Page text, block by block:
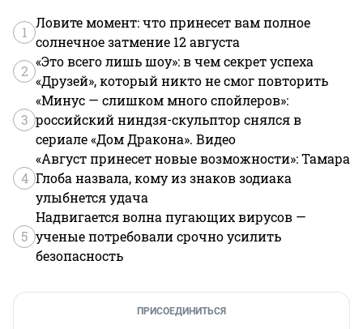
1
Ловите момент: что принесет вам полное
солнечное затмение 12 августа
2
«Это всего лишь шоу»: в чем секрет успеха
«Друзей», который никто не смог повторить
3
«Минус — слишком много спойлеров»:
российский ниндзя-скульптор снялся в
сериале «Дом Дракона». Видео
4
«Август принесет новые возможности»: Тамара
Глоба назвала, кому из знаков зодиака
улыбнется удача
5
Надвигается волна пугающих вирусов —
ученые потребовали срочно усилить
безопасность
ПРИСОЕДИНИТЬСЯ